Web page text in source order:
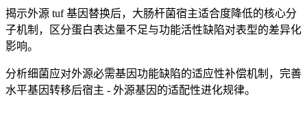
揭示外源 tuf 基因替换后，大肠杆菌宿主适合度降低的核心分
子机制，区分蛋白表达量不足与功能活性缺陷对表型的差异化
影响。
分析细菌应对外源必需基因功能缺陷的适应性补偿机制，完善
水平基因转移后宿主 - 外源基因的适配性进化规律。